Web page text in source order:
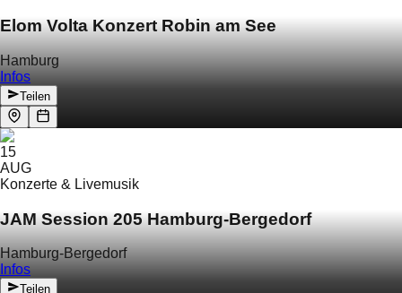
Elom Volta Konzert Robin am See
Hamburg
Infos
Teilen
15
AUG
Konzerte & Livemusik
JAM Session 205 Hamburg-Bergedorf
Hamburg-Bergedorf
Infos
Teilen